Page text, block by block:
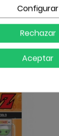
BITTTY POP MILES MORALES Y GHOST-SPIDER
Configurar
Rechazar
Aceptar